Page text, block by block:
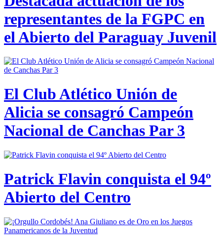
representantes de la FGPC en
el Abierto del Paraguay Juvenil
El Club Atlético Unión de
Alicia se consagró Campeón
Nacional de Canchas Par 3
Patrick Flavin conquista el 94º
Abierto del Centro